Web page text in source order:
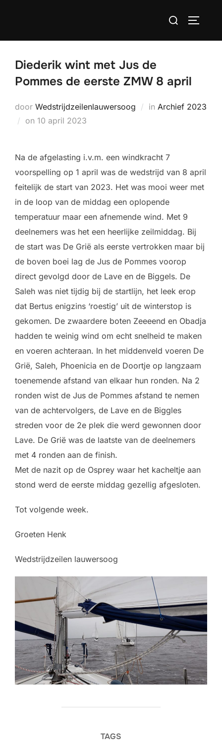
Zoek
Diederik wint met Jus de
Pommes de eerste ZMW 8 april
door Wedstrijdzeilenlauwersoog in Archief 2023
on Geplaatst
10 april 2023
Na de afgelasting i.v.m. een windkracht 7
voorspelling op 1 april was de wedstrijd van 8 april
feitelijk de start van 2023. Het was mooi weer met
in de loop van de middag een oplopende
temperatuur maar een afnemende wind. Met 9
deelnemers was het een heerlijke zeilmiddag. Bij
de start was De Grië als eerste vertrokken maar bij
de boven boei lag de Jus de Pommes voorop
direct gevolgd door de Lave en de Biggels. De
Saleh was niet tijdig bij de startlijn, het leek erop
dat Bertus enigzins ‘roestig’ uit de winterstop is
gekomen. De zwaardere boten Zeeeend en Obadja
hadden te weinig wind om echt snelheid te maken
en voeren achteraan. In het middenveld voeren De
Grië, Saleh, Phoenicia en de Doortje op langzaam
toenemende afstand van elkaar hun ronden. Na 2
ronden wist de Jus de Pommes afstand te nemen
van de achtervolgers, de Lave en de Biggles
streden voor de 2e plek die werd gewonnen door
Lave. De Grië was de laatste van de deelnemers
met 4 ronden aan de finish.
Met de nazit op de Osprey waar het kacheltje aan
stond werd de eerste middag gezellig afgesloten.
Tot volgende week.
Groeten Henk
Wedstrijdzeilen lauwersoog
TAGS